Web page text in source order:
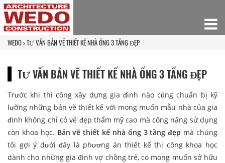
WEDO TƯ VẤN BẢN VẼ THIẾT KẾ NHÀ ỐNG 3 TẦNG ĐẸP
TƯ VẤN BẢN VẼ THIẾT KẾ NHÀ ỐNG 3 TẦNG ĐẸP
Trước khi thi công xây dựng gia đình nào cũng chuẩn bị kỹ
lưỡng những bản vẽ thiết kế với mong muốn mẫu nhà của gia
đình không chỉ cỏ vẻ đẹp thẩm mỹ cao mà công năng sử dụng
còn khoa học. Bản vẽ thiết kế nhà ống 3 tầng đẹp mà chúng
tôi gợi ý dưới đây là phương án thiết kế thi công khoa học
dành cho những gia đình vợ chồng trẻ, có mong muốn sở hữu